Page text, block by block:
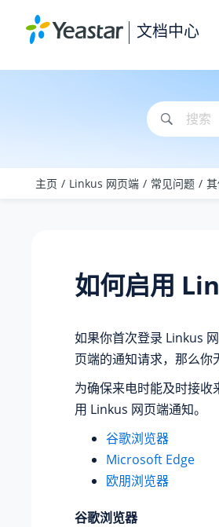
文档中心
主页 Linkus 网页端 常见问题
如何启用
如果你首次登录 Linkus
页端的通知请求，那么
为确保来电时能及时接
用 Linkus 网页端通知。
谷歌浏览器
Microsoft Edge
欧朋浏览器
谷歌浏览器